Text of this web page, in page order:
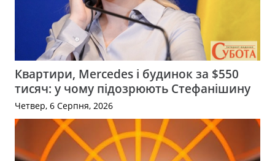
Квартири, Mercedes і будинок за $550
тисяч: у чому підозрюють Стефанішину
Четвер, 6 Серпня, 2026